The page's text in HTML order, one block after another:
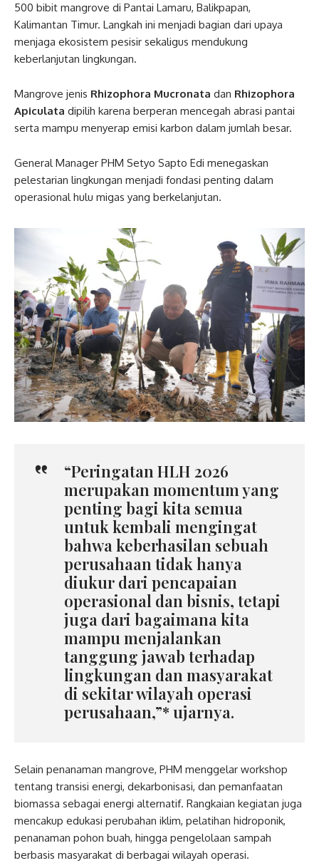
500 bibit mangrove di Pantai Lamaru, Balikpapan,
Kalimantan Timur. Langkah ini menjadi bagian dari upaya
menjaga ekosistem pesisir sekaligus mendukung
keberlanjutan lingkungan.
Mangrove jenis Rhizophora Mucronata dan Rhizophora
Apiculata dipilih karena berperan mencegah abrasi pantai
serta mampu menyerap emisi karbon dalam jumlah besar.
General Manager PHM Setyo Sapto Edi menegaskan
pelestarian lingkungan menjadi fondasi penting dalam
operasional hulu migas yang berkelanjutan.
“Peringatan HLH 2026
merupakan momentum yang
penting bagi kita semua
untuk kembali mengingat
bahwa keberhasilan sebuah
perusahaan tidak hanya
diukur dari pencapaian
operasional dan bisnis, tetapi
juga dari bagaimana kita
mampu menjalankan
tanggung jawab terhadap
lingkungan dan masyarakat
di sekitar wilayah operasi
perusahaan,”* ujarnya.
Selain penanaman mangrove, PHM menggelar workshop
tentang transisi energi, dekarbonisasi, dan pemanfaatan
biomassa sebagai energi alternatif. Rangkaian kegiatan juga
mencakup edukasi perubahan iklim, pelatihan hidroponik,
penanaman pohon buah, hingga pengelolaan sampah
berbasis masyarakat di berbagai wilayah operasi.